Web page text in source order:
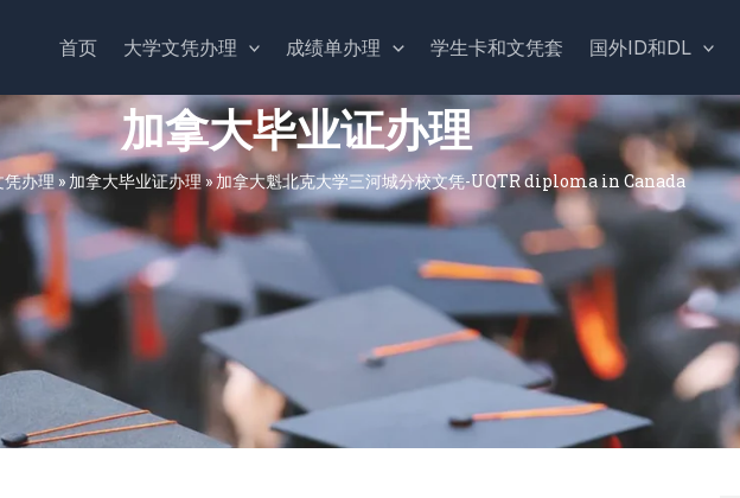
首页 大学文凭办理 成绩单办理 学生卡和文凭套 国外ID和DL
加拿大毕业证办理
凭办理 »加拿大毕业证办理»加拿大魁北克大学三河城分校文凭-UQTR diploma in Canada